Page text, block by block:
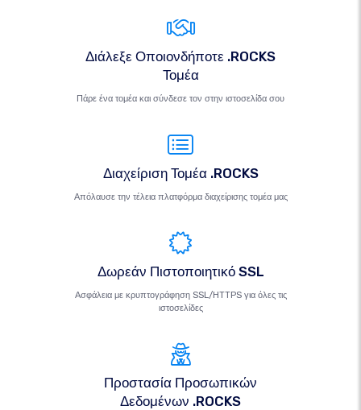
Διάλεξε Οποιονδήποτε .ROCKS
Τομέα
Πάρε ένα τομέα και σύνδεσε τον στην ιστοσελίδα σου
Διαχείριση Τομέα .ROCKS
Απόλαυσε την τέλεια πλατφόρμα διαχείρισης τομέα μας
Δωρεάν Πιστοποιητικό SSL
Ασφάλεια με κρυπτογράφηση SSL/HTTPS για όλες τις
ιστοσελίδες
Προστασία Προσωπικών
Δεδομένων .ROCKS